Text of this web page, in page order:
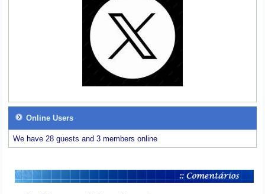
Online Users
We have 28 guests and 3 members online